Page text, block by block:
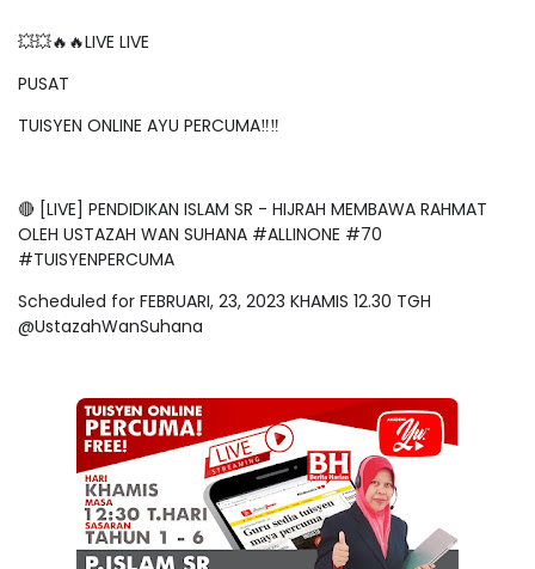
💥💥🔥🔥LIVE LIVE
PUSAT
TUISYEN ONLINE AYU PERCUMA‼️‼️
🔴 [LIVE] PENDIDIKAN ISLAM SR - HIJRAH MEMBAWA RAHMAT
OLEH USTAZAH WAN SUHANA #ALLINONE #70
#TUISYENPERCUMA
Scheduled for FEBRUARI, 23, 2023 KHAMIS 12.30 TGH
@UstazahWanSuhana